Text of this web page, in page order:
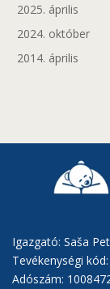
2025. április
2024. október
2014. április
Igazgató: Saša
Tevékenységi
Adószám: